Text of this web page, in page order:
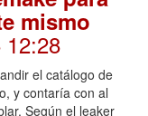
mismo
12:28
el catálogo de
y contaría con al
Según el leaker